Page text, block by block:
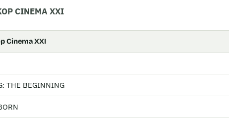
CINEMA XXI
Cinema XXI
THE BEGINNING